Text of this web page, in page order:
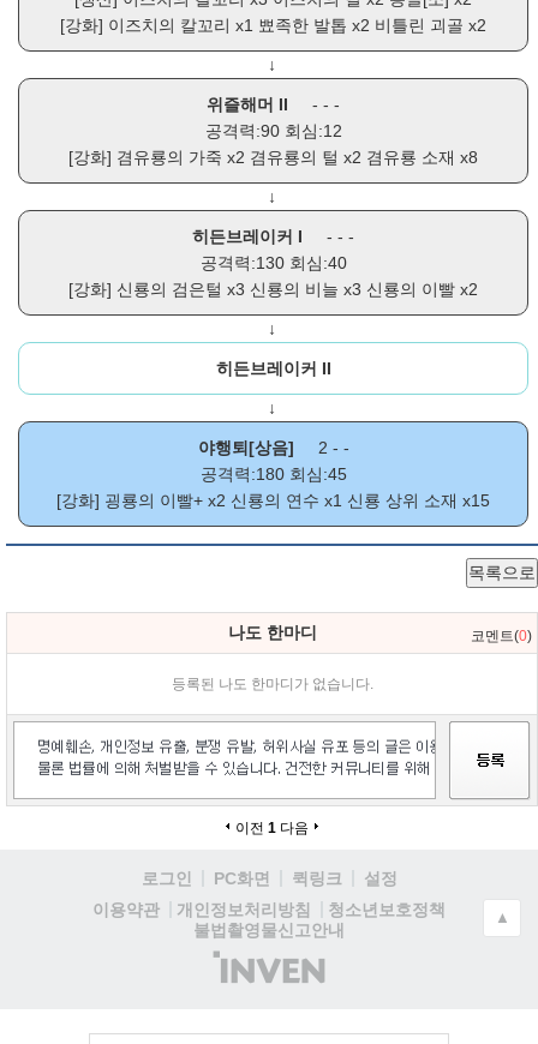
[강화] 이즈치의 칼꼬리 x1 뾰족한 발톱 x2 비틀린 괴골 x2
↓
위즐해머 II
- - -
공격력:90 회심:12
[강화] 겸유룡의 가죽 x2 겸유룡의 털 x2 겸유룡 소재 x8
↓
히든브레이커 I
- - -
공격력:130 회심:40
[강화] 신룡의 검은털 x3 신룡의 비늘 x3 신룡의 이빨 x2
↓
히든브레이커 II
↓
야행퇴[상음]
2 - -
공격력:180 회심:45
[강화] 굉룡의 이빨+ x2 신룡의 연수 x1 신룡 상위 소재 x15
목록으로
나도 한마디 코멘트(0)
등록된 나도 한마디가 없습니다.
이전 1 다음
로그인 PC화면 퀵링크
설정
이용약관
개인정보처리방침
청소년보호정책
불법촬영물신고안내
(주)
인
▲